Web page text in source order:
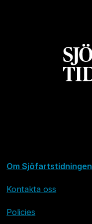
Om Sjöfartstidningen
Kontakta oss
Policies